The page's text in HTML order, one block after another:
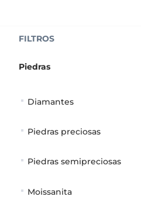
FILTROS
Piedras
Diamantes
Piedras preciosas
Piedras semipreciosas
Moissanita